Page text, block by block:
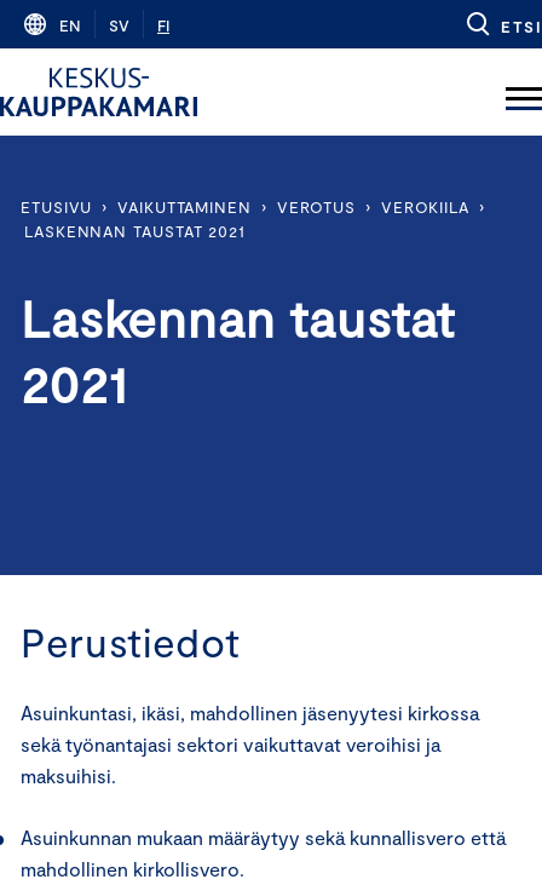
Skip
content
EN SV FI ETSI
ETUSIVU › VAIKUTTAMINEN › VEROTUS › VEROKIILA
›
LASKENNAN TAUSTAT 2021
Laskennan taustat
2021
Perustiedot
Asuinkuntasi, ikäsi, mahdollinen jäsenyytesi kirkossa
sekä työnantajasi sektori vaikuttavat veroihisi ja
maksuihisi.
Asuinkunnan mukaan määräytyy sekä kunnallisvero että
mahdollinen kirkollisvero.